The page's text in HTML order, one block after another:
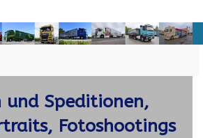
und Speditionen,
Fotoshootings